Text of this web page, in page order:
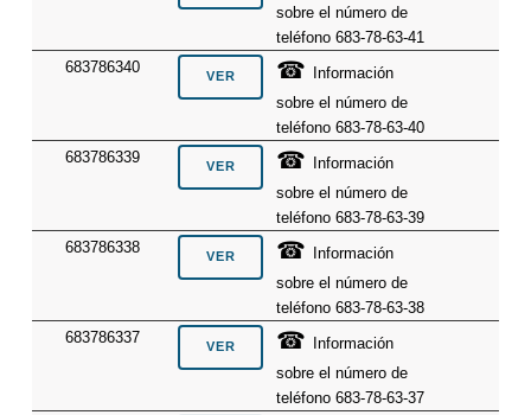
sobre el número de
teléfono 683-78-63-41
683786340
☎
Información
sobre el número de
teléfono 683-78-63-40
683786339
☎
Información
sobre el número de
teléfono 683-78-63-39
683786338
☎
Información
sobre el número de
teléfono 683-78-63-38
683786337
☎
Información
sobre el número de
teléfono 683-78-63-37